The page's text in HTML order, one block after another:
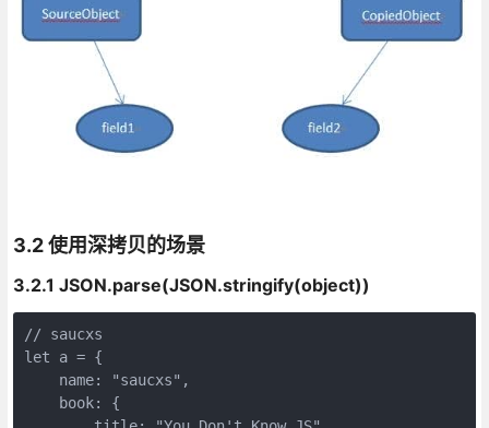
3.2 使用深拷贝的场景
3.2.1 JSON.parse(JSON.stringify(object))
// saucxs
let a = {
    name: "saucxs",
    book: {